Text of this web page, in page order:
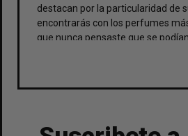
destacan por la particularidad de
encontrarás con los perfumes
que nunca pensaste que se